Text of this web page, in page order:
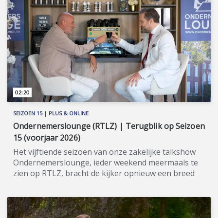
met internationale potentie. In Ondernemerslounge
licht hij alles graag uitgebreid toe en neemt hij
wekelijks een andere veelbelovende start-up mee
naar de studio. Meer informatie:
www.venturerock.com
(https://www.venturerock.com).
SEIZOEN 15 | PLUS & ONLINE
Ondernemerslounge (RTLZ) | Terugblik op Seizoen
15 (voorjaar 2026)
Het vijftiende seizoen van onze zakelijke talkshow
Ondernemerslounge, ieder weekend meermaals te
zien op RTLZ, bracht de kijker opnieuw een breed
gebied van ondernemerschap, investeren en
genieten van het leven. Onze studio in het koetshuis
van Kasteel Hoekelum werd hierbij zoals altijd
02:20